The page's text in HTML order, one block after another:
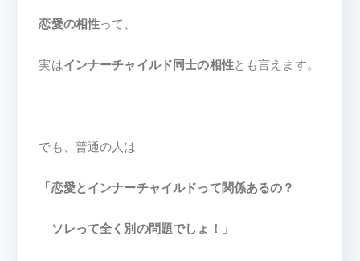
恋愛の相性って、
実はインナーチャイルド同士の相性とも言えます。
でも、普通の人は
「恋愛とインナーチャイルドって関係あるの？
ソレって全く別の問題でしょ！」